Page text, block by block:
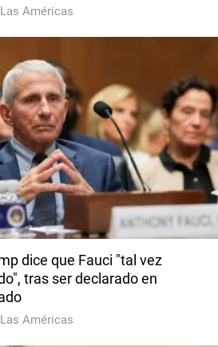
Américas
dice que Fauci "tal vez
tras ser declarado en
Américas